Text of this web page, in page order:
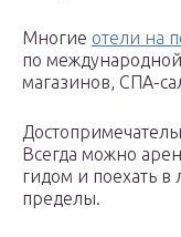
Многие отели на
по
магазинов, СПА-
Всегда можно
гидом и поехать в
пределы.